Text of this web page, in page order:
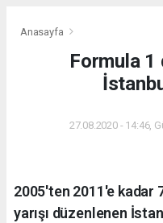
Anasayfa
Formula 1
27.08.2020 - 14:46,
2005'ten 2011'e kadar
yarışı düzenlenen